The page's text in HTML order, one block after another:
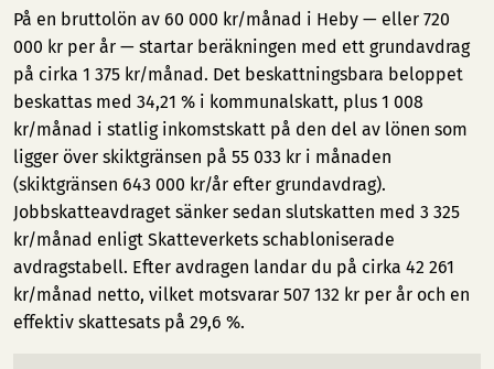
På en bruttolön av 60 000 kr/månad i Heby — eller 720
000 kr per år — startar beräkningen med ett grundavdrag
på cirka 1 375 kr/månad. Det beskattningsbara beloppet
beskattas med 34,21 % i kommunalskatt, plus 1 008
kr/månad i statlig inkomstskatt på den del av lönen som
ligger över skiktgränsen på 55 033 kr i månaden
(skiktgränsen 643 000 kr/år efter grundavdrag).
Jobbskatteavdraget sänker sedan slutskatten med 3 325
kr/månad enligt Skatteverkets schabloniserade
avdragstabell. Efter avdragen landar du på cirka 42 261
kr/månad netto, vilket motsvarar 507 132 kr per år och en
effektiv skattesats på 29,6 %.